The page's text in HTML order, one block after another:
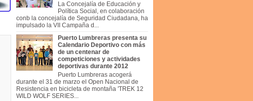
La Concejalía de Educación y
Política Social, en colaboración
conb la concejalía de Seguridad Ciudadana, ha
impulsado la VII Campaña d...
Puerto Lumbreras presenta su
Calendario Deportivo con más
de un centenar de
competiciones y actividades
deportivas durante 2012
Puerto Lumbreras acogerá
durante el 31 de marzo el Open Nacional de
Resistencia en bicicleta de montaña 'TREK 12
WILD WOLF SERIES...